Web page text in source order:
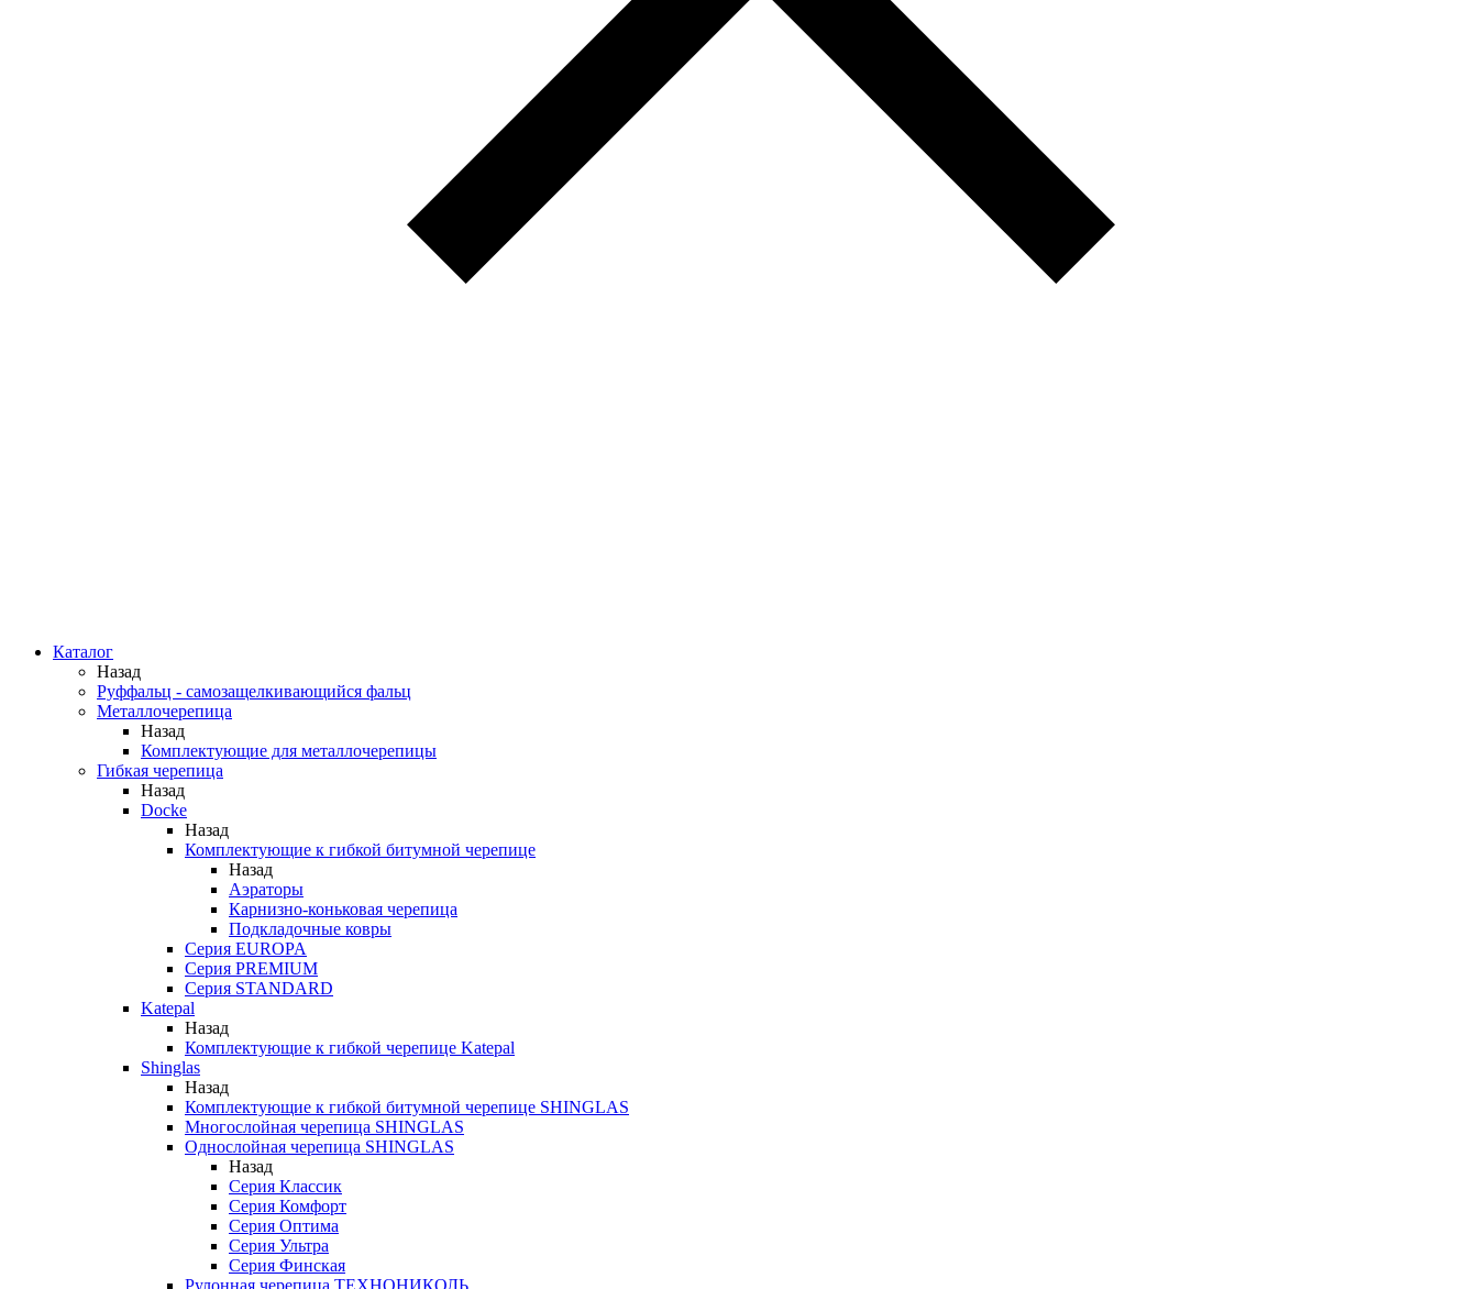
Каталог
Назад
Руффальц - самозащелкивающийся фальц
Металлочерепица
Назад
Комплектующие для металлочерепицы
Гибкая черепица
Назад
Docke
Назад
Комплектующие к гибкой битумной черепице
Назад
Аэраторы
Карнизно-коньковая черепица
Подкладочные ковры
Серия EUROPA
Серия PREMIUM
Серия STANDARD
Katepal
Назад
Комплектующие к гибкой черепице Katepal
Shinglas
Назад
Комплектующие к гибкой битумной черепице SHINGLAS
Многослойная черепица SHINGLAS
Однослойная черепица SHINGLAS
Назад
Серия Классик
Серия Комфорт
Серия Оптима
Серия Ультра
Серия Финская
Рулонная черепица ТЕХНОНИКОЛЬ